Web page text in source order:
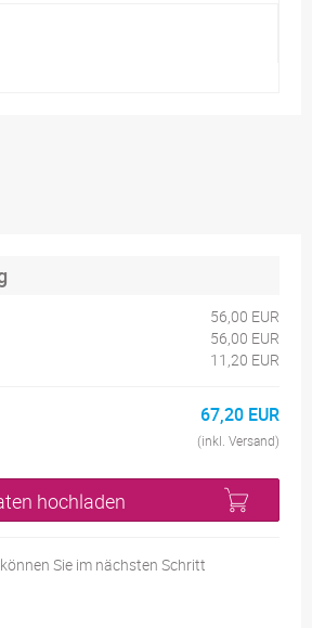
56,00 EUR
56,00 EUR
11,20 EUR
67,20 EUR
(inkl. Versand)
hochladen
Sie im nächsten Schritt